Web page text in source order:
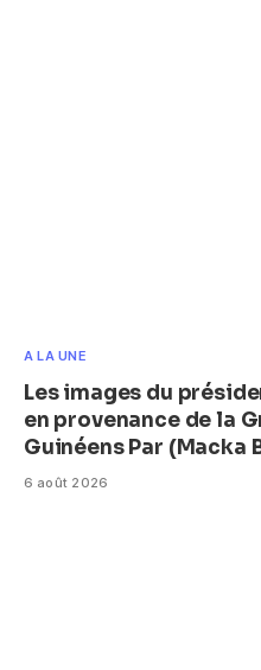
A LA UNE
Les images du
en provenance de la
Guinéens Par (Macka
6 août 2026